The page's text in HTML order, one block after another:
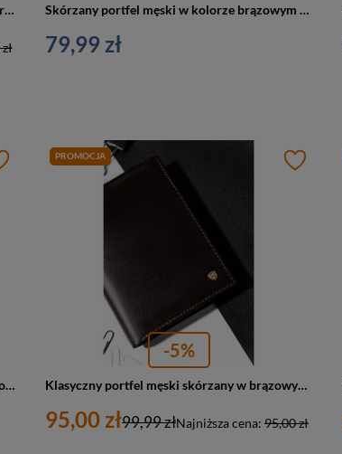
Mały, skórzany, pionowy portfel męski w czarnym kolorze na zatrzask - Peterson Skórzany portfel męski w kolorze brązowym bez zapięcia z tłoczeniem w kształcie psa
79,99 zł
Duży, skórzany portfel męski w kolorze brązowym z tłoczeniem w kształcie konia
PROMOCJA
-5%
Klasyczny portfel męski skórzany w brązowym kolorze - Rovicky N104-RVT
95,00 zł Najniższa cena: 95,00 zł
99,99 zł